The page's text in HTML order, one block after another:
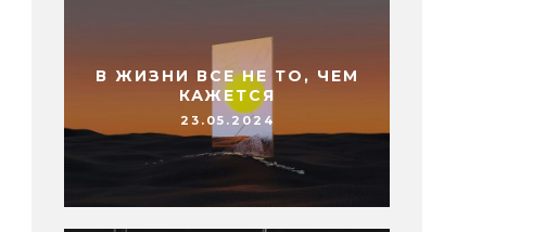
В ЖИЗНИ ВСЕ НЕ ТО, ЧЕМ
КАЖЕТСЯ
23.05.2024